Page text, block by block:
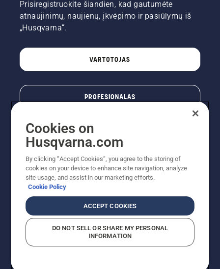
Prisiregistruokite šiandien, kad gautumėte
atnaujinimų, naujienų, įkvėpimo ir pasiūlymų iš
„Husqvarna“.
VARTOTOJAS
PROFESIONALAS
© „Husqvarna AB“ (leid). Visos teisės priklauso autoriui.
Nurodoma rekomenduojama mažmeninė kaina (RMK),
įskaitant PVM. RMK yra kaina, už kurią gamintojas
rekomenduoja pardavėjui parduoti prekę. UAB
"Husqvarna Lietuva" prekių vartotojams neparduoda,
Cookies on
Husqvarna.com
By clicking “Accept Cookies”, you agree to the storing of
cookies on your device to enhance site navigation, analyze
site usage, and assist in our marketing efforts.
Cookie Policy
ACCEPT COOKIES
DO NOT SELL OR SHARE MY PERSONAL
INFORMATION